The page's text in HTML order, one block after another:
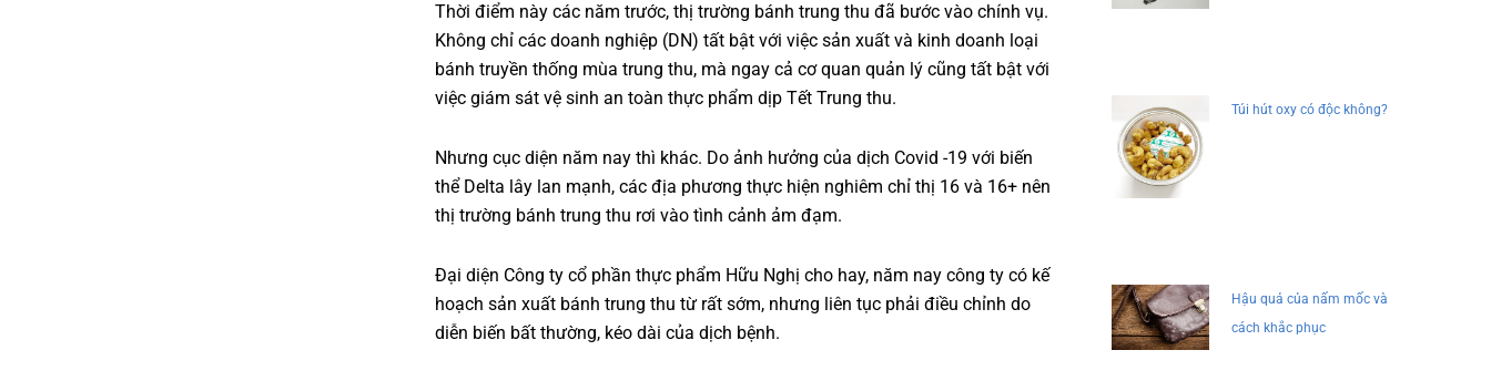
Thời điểm này các năm trước, thị trường bánh trung thu đã bước vào chính vụ.
Không chỉ các doanh nghiệp (DN) tất bật với việc sản xuất và kinh doanh loại
bánh truyền thống mùa trung thu, mà ngay cả cơ quan quản lý cũng tất bật với
việc giám sát vệ sinh an toàn thực phẩm dịp Tết Trung thu.
Nhưng cục diện năm nay thì khác. Do ảnh hưởng của dịch Covid -19 với biến
thể Delta lây lan mạnh, các địa phương thực hiện nghiêm chỉ thị 16 và 16+ nên
thị trường bánh trung thu rơi vào tình cảnh ảm đạm.
Đại diện Công ty cổ phần thực phẩm Hữu Nghị cho hay, năm nay công ty có kế
hoạch sản xuất bánh trung thu từ rất sớm, nhưng liên tục phải điều chỉnh do
diễn biến bất thường, kéo dài của dịch bệnh.
Túi hút oxy có độc không?
Hậu quả của nấm mốc và
cách khắc phục